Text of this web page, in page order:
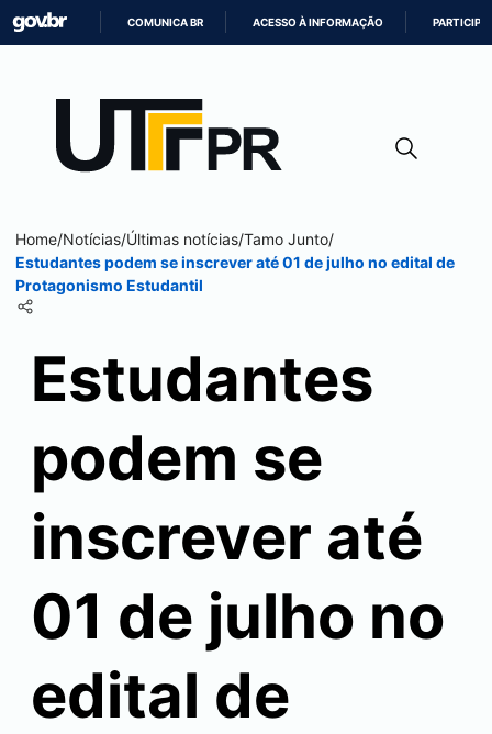
CONTEÚDO
COMUNICA BR ACESSO À INFORMAÇÃO PARTICIPE
Home/Notícias/Últimas notícias/Tamo Junto/
Estudantes podem se inscrever até 01 de julho no edital de
Protagonismo Estudantil
Estudantes
podem se
inscrever até
01 de julho no
edital de